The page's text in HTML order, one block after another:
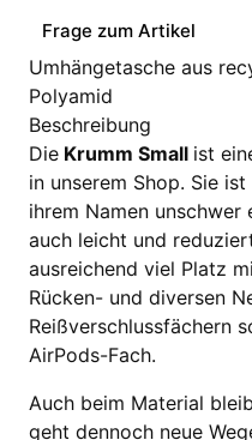
Frage zum Artikel
Umhängetasche aus
Polyamid
Beschreibung
Die Krumm Small ist
in unserem Shop. Sie
ihrem Namen unschwer
auch leicht und
ausreichend viel Platz
Rücken- und diversen
Reißverschlussfächern
AirPods-Fach.
Auch beim Material
geht dennoch neue